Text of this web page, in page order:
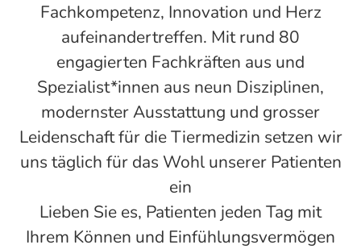
Fachkompetenz, Innovation und Herz
aufeinandertreffen. Mit rund 80
engagierten Fachkräften aus und
Spezialist*innen aus neun Disziplinen,
modernster Ausstattung und grosser
Leidenschaft für die Tiermedizin setzen wir
uns täglich für das Wohl unserer Patienten
ein
Lieben Sie es, Patienten jeden Tag mit
Ihrem Können und Einfühlungsvermögen